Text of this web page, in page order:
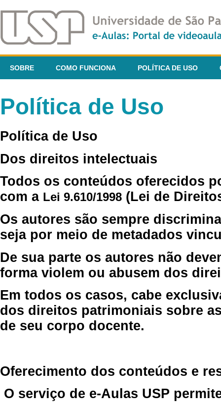
SOBRE COMO FUNCIONA POLÍTICA DE USO
Política de Uso
Política de Uso
Dos direitos intelectuais
Todos os conteúdos oferecidos
com a Lei 9.610/1998 (Lei de
Os autores são sempre
seja por meio de metadados
De sua parte os autores não
forma violem ou abusem dos
Em todos os casos, cabe
dos direitos patrimoniais sobre
de seu corpo docente.
Oferecimento dos conteúdos e
O serviço de e-Aulas USP